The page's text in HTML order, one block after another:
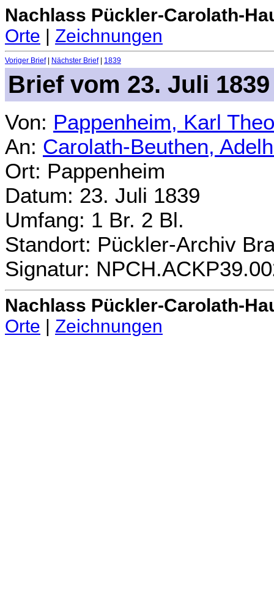
Nachlass Pückler-Carolath-
Orte | Zeichnungen
Voriger Brief| Nächster Brief| 1839
Brief vom 23. Juli 1839
Von: Pappenheim, Karl
An: Carolath-Beuthen,
Ort: Pappenheim
Datum: 23. Juli 1839
Umfang: 1 Br. 2 Bl.
Standort: Pückler-Archiv
Signatur:
Nachlass Pückler-Carolath-
Orte
Zeichnungen